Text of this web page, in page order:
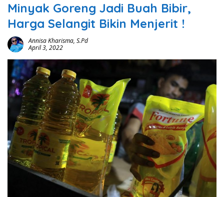
Minyak Goreng Jadi Buah Bibir,
Harga Selangit Bikin Menjerit !
Annisa Kharisma, S.Pd
April 3, 2022